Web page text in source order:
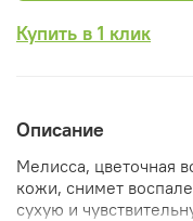
Купить в 1 клик
Описание
Мелисса, цветочная
кожи, снимет
сухую и